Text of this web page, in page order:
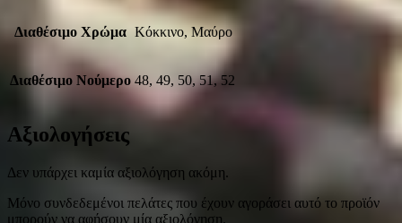
Διαθέσιμο Χρώμα Κόκκινο, Μαύρο
Διαθέσιμο Νούμερο 48, 49, 50, 51, 52
Αξιολογήσεις
Δεν υπάρχει καμία αξιολόγηση ακόμη.
Μόνο συνδεδεμένοι πελάτες που έχουν αγοράσει αυτό το προϊόν
μπορούν να αφήσουν μία αξιολόγηση.